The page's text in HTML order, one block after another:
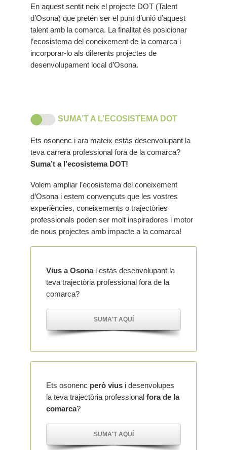
En aquest sentit neix el projecte DOT (Talent
d’Osona) que pretén ser el punt d’unió d’aquest
talent amb la comarca. La finalitat és posicionar
l’ecosistema del coneixement de la comarca i
incorporar-lo als diferents projectes de
desenvolupament local d’Osona.
SUMA’T A L’ECOSISTEMA DOT
Ets osonenc i ara mateix estàs desenvolupant la
teva carrera professional fora de la comarca?
Suma’t a l’ecosistema DOT!
Volem ampliar l’ecosistema del coneixement
d’Osona i estem convençuts que les vostres
experiències, coneixements o trajectòries
professionals poden ser molt inspiradores i motor
de nous projectes amb impacte a la comarca!
Vius a Osonai estàs desenvolupant la
teva trajectòria professional fora de la
comarca?
SUMA'T AQUÍ
Ets osonenc però vius i desenvolupes
la teva trajectòria professional fora de la
comarca?
SUMA'T AQUÍ